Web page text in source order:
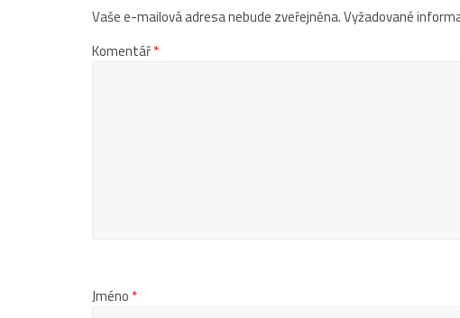
Vaše e-mailová adresa nebude zveřejněna.Vyžadované
Komentář*
Jméno *